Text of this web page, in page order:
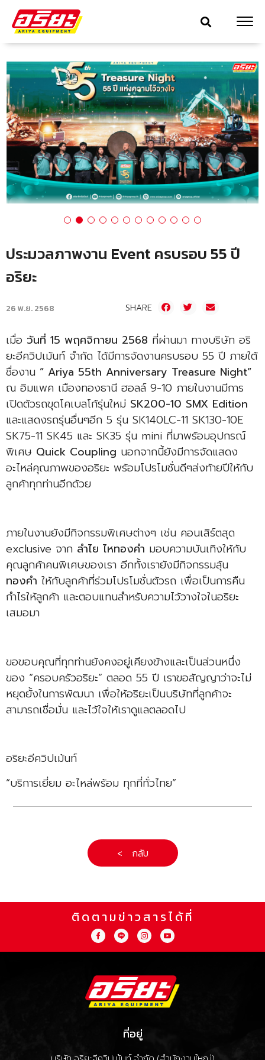
ประมวลภาพงาน Event ครบรอบ 55 ปี
อริยะ
26 พ.ย. 2568 SHARE
เมื่อ วันที่ 15 พฤศจิกายน 2568 ที่ผ่านมา ทางบริษัท อริ
ยะอีควิปเม้นท์ จำกัด ได้มีการจัดงานครบรอบ 55 ปี ภายใต้
ชื่องาน ” Ariya 55th Anniversary Treasure Night”
ณ อิมแพค เมืองทองธานี ฮอลล์ 9-10 ภายในงานมีการ
เปิดตัวรถขุดโคเบลโก้รุ่นใหม่ SK200-10 SMX Edition
และแสดงรถรุ่นอื่นๆอีก 5 รุ่น SK140LC-11 SK130-10E
SK75-11 SK45 และ SK35 รุ่น mini ที่มาพร้อมอุปกรณ์
พิเศษ Quick Coupling นอกจากนี้ยังมีการจัดแสดง
อะไหล่คุณภาพของอริยะ พร้อมโปรโมชั่นดีๆส่งท้ายปีให้กับ
ลูกค้าทุกท่านอีกด้วย
ภายในงานยังมีกิจกรรมพิเศษต่างๆ เช่น คอนเสิร์ตสุด
exclusive จาก ลำไย ไหทองคำ มอบความบันเทิงให้กับ
คุณลูกค้าคนพิเศษของเรา อีกทั้งเรายังมีกิจกรรมลุ้น
ทองคำ ให้กับลูกค้าที่ร่วมโปรโมชั่นตัวรถ เพื่อเป็นการคืน
กำไรให้ลูกค้า และตอบแทนสำหรับความไว้วางใจในอริยะ
เสมอมา
ขอขอบคุณที่ทุกท่านยังคงอยู่เคียงข้างและเป็นส่วนหนึ่ง
ของ “ครอบครัวอริยะ” ตลอด 55 ปี เราขอสัญญาว่าจะไม่
หยุดยั้งในการพัฒนา เพื่อให้อริยะเป็นบริษัทที่ลูกค้าจะ
สามารถเชื่อมั่น และไว้ใจให้เราดูแลตลอดไป
อริยะอีควิปเม้นท์
“บริการเยี่ยม อะไหล่พร้อม ทุกที่ทั่วไทย”
< กลับ
ติดตามข่าวสารได้ที่
ที่อยู่